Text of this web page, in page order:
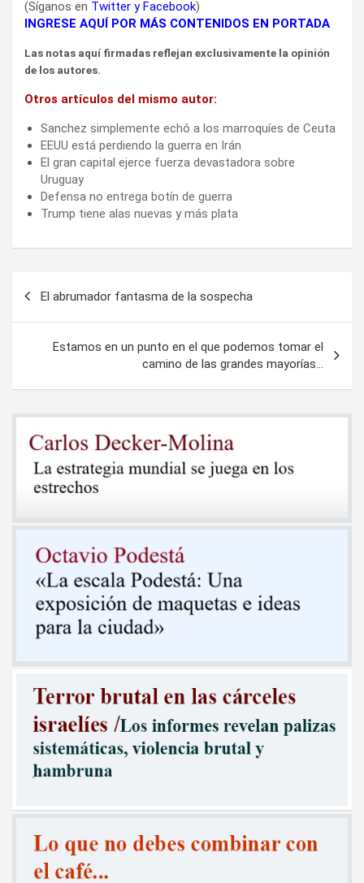
(Síganos en Twitter yFacebook)
INGRESE AQUÍ POR MÁS CONTENIDOS EN PORTADA
Las notas aquí firmadas reflejan exclusivamente la opinión
de los autores.
Otros artículos del mismo autor:
Sanchez simplemente echó a los marroquíes de Ceuta
EEUU está perdiendo la guerra en Irán
El gran capital ejerce fuerza devastadora sobre
Uruguay
Defensa no entrega botín de guerra
Trump tiene alas nuevas y más plata
entradas
El abrumador fantasma de la sospecha
Estamos en un punto en el que podemos tomar el
camino de las grandes mayorías…